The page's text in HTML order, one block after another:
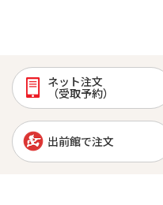
ネット注文
（受取予約）
出前館で注文